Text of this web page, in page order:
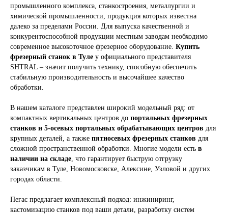
промышленного комплекса, станкостроения, металлургии и
химической промышленности, продукция которых известна
далеко за пределами России. Для выпуска качественной и
конкурентоспособной продукции местным заводам необходимо
современное высокоточное фрезерное оборудование. Купить
фрезерный станок в Туле у официального представителя
SHTRAL – значит получить технику, способную обеспечить
стабильную производительность и высочайшее качество
обработки.
В нашем каталоге представлен широкий модельный ряд: от
компактных вертикальных центров до портальных фрезерных
станков и 5-осевых портальных обрабатывающих центров для
крупных деталей, а также пятиосевых фрезерных станков для
сложной пространственной обработки. Многие модели есть в
наличии на складе , что гарантирует быструю отгрузку
заказчикам в Туле, Новомосковске, Алексине, Узловой и других
городах области.
Пегас предлагает комплексный подход: инжиниринг,
кастомизацию станков под ваши детали, разработку систем